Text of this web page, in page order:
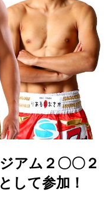
アム２〇〇２
して参加！